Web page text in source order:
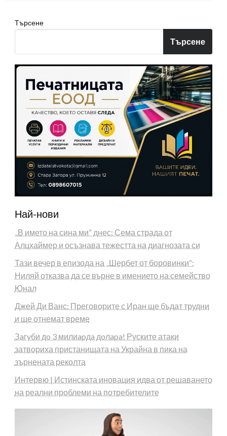
Търсене
Търсене
Най-нови
„В името на сина ми“ днес: Сема страда от
Алцхаймер и осъзнава тежестта на диагнозата си
Тази вечер в епизода на „Шербет от боровинки“:
Ниляй отказва да се върне в имението на семейство
Юнал
Джей Ди Ванс: Преговорите с Иран ще бъдат трудни
и ще отнемат време
Зaгyби дo 3 милиapдa дoлapa! Руските атаки
затвориха пристанищата на Украйна в пика на
зърнената реколта
Интервю | Истинската иновация идва от решаването
на реални проблеми на потребителите